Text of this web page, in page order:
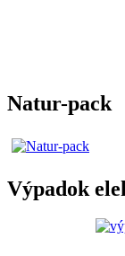
Natur-pack
Výpadok